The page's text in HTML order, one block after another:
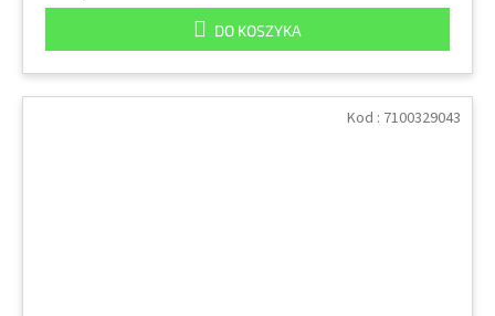
DO KOSZYKA
Kod : 7100329043